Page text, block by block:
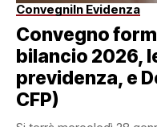
ConvegniIn Evidenza
Convegno
bilancio 2026,
previdenza, e
CFP)